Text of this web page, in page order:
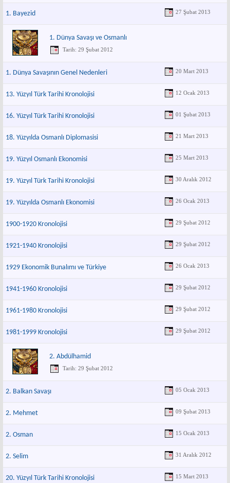
1. Bayezid 27 Şubat 2013
1. Dünya Savaşı ve Osmanlı
Tarih: 29 Şubat 2012
1. Dünya Savaşının Genel Nedenleri 20 Mart 2013
13. Yüzyıl Türk Tarihi Kronolojisi 12 Ocak 2013
16. Yüzyıl Türk Tarihi Kronolojisi 01 Şubat 2013
18. Yüzyılda Osmanlı Diplomasisi 21 Mart 2013
19. Yüzyıl Osmanlı Ekonomisi 25 Mart 2013
19. Yüzyıl Türk Tarihi Kronolojisi 30 Aralık 2012
19. Yüzyılda Osmanlı Ekonomisi 26 Ocak 2013
1900-1920 Kronolojisi 29 Şubat 2012
1921-1940 Kronolojisi 29 Şubat 2012
1929 Ekonomik Bunalımı ve Türkiye 26 Ocak 2013
1941-1960 Kronolojisi 29 Şubat 2012
1961-1980 Kronolojisi 29 Şubat 2012
1981-1999 Kronolojisi 29 Şubat 2012
2. Abdülhamid
Tarih: 29 Şubat 2012
2. Balkan Savaşı 05 Ocak 2013
2. Mehmet 09 Şubat 2013
2. Osman 15 Ocak 2013
2. Selim 31 Aralık 2012
20. Yüzyıl Türk Tarihi Kronolojisi 15 Mart 2013